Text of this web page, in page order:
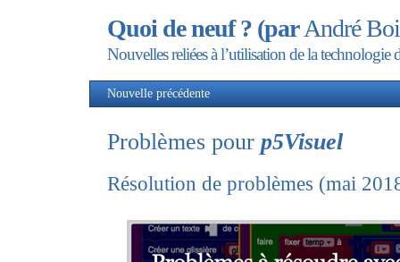
Quoi de neuf ? (parAndré
Nouvelles reliées à l’utilisation de la technologie
Nouvelle précédente
Problèmes pour p5Visuel
Résolution de problèmes (mai